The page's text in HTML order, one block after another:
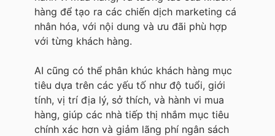
hàng để tạo ra các chiến dịch marketing cá
nhân hóa, với nội dung và ưu đãi phù hợp
với từng khách hàng.
AI cũng có thể phân khúc khách hàng mục
tiêu dựa trên các yếu tố như độ tuổi, giới
tính, vị trí địa lý, sở thích, và hành vi mua
hàng, giúp các nhà tiếp thị nhắm mục tiêu
chính xác hơn và giảm lãng phí ngân sách